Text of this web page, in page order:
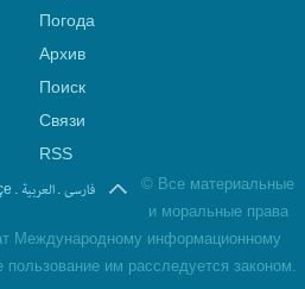
Погода
Архив
Поиск
Связи
RSS
. العربیة . فارسی © Все материальные
и моральные права
Международному информационному
пользование им расследуется законом.